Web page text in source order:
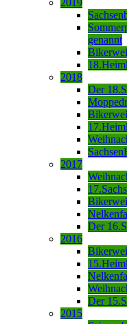
genannt
2018
Der
2017
Der
2016
Der
2015